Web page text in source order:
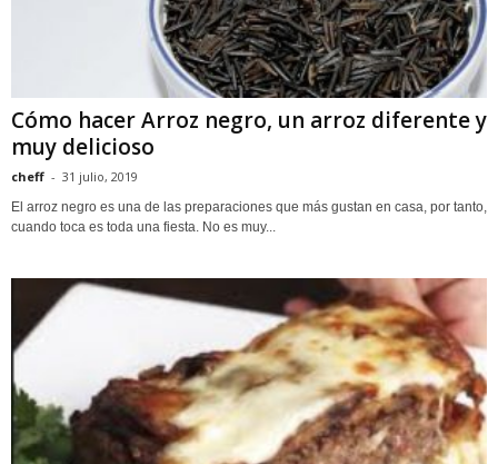
Cómo hacer Arroz negro, un arroz diferente y
muy delicioso
cheff - 31 julio, 2019
El arroz negro es una de las preparaciones que más gustan en casa, por tanto,
cuando toca es toda una fiesta. No es muy...